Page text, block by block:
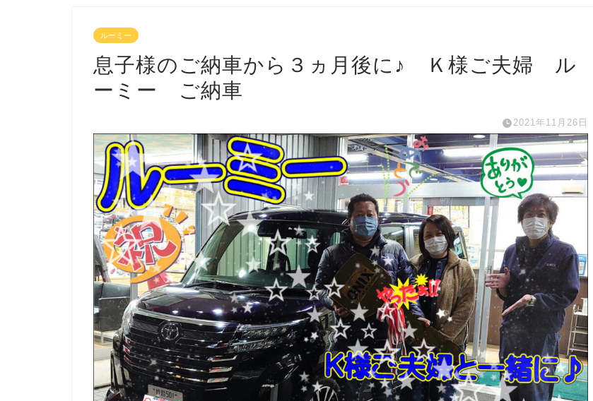
ルーミー
息子様のご納車から３ヵ月後に♪ Ｋ様ご夫婦 ル
ーミー ご納車
2021年11月26日